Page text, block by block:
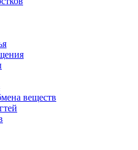
веществ